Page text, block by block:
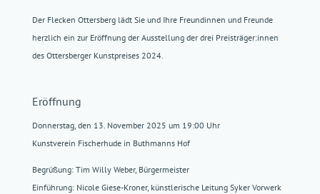
Der Flecken Ottersberg lädt Sie und Ihre Freundinnen und Freunde
herzlich ein zur Eröffnung der Ausstellung der drei Preisträger:innen
des Ottersberger Kunstpreises 2024.
Eröffnung
Donnerstag, den 13. November 2025 um 19:00 Uhr
Kunstverein Fischerhude in Buthmanns Hof
Begrüßung: Tim Willy Weber, Bürgermeister
Einführung: Nicole Giese-Kroner, künstlerische Leitung Syker Vorwerk